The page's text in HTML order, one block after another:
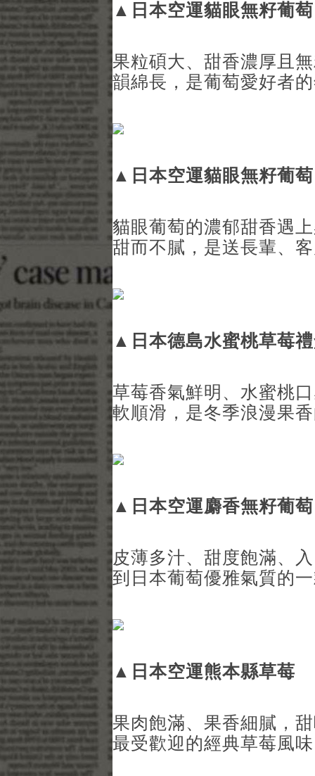
▲ 日本空運貓眼無籽葡萄
果粒碩大、甜香濃厚且
韻綿長，是葡萄愛好者
▲ 日本空運貓眼無籽葡
貓眼葡萄的濃郁甜香遇
甜而不膩，是送長輩、
▲ 日本德島水蜜桃草莓
草莓香氣鮮明、水蜜桃
軟順滑，是冬季浪漫果
▲ 日本空運麝香無籽葡萄
皮薄多汁、甜度飽滿、
到日本葡萄優雅氣質的
▲ 日本空運熊本縣草莓
果肉飽滿、果香細膩，
最受歡迎的經典草莓風